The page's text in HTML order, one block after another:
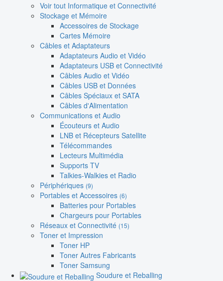
Voir tout Informatique et Connectivité
Stockage et Mémoire
Accessoires de Stockage
Cartes Mémoire
Câbles et Adaptateurs
Adaptateurs Audio et Vidéo
Adaptateurs USB et Connectivité
Câbles Audio et Vidéo
Câbles USB et Données
Câbles Spéciaux et SATA
Câbles d'Alimentation
Communications et Audio
Écouteurs et Audio
LNB et Récepteurs Satellite
Télécommandes
Lecteurs Multimédia
Supports TV
Talkies-Walkies et Radio
Périphériques (9)
Portables et Accessoires (6)
Batteries pour Portables
Chargeurs pour Portables
Réseaux et Connectivité (15)
Toner et Impression
Toner HP
Toner Autres Fabricants
Toner Samsung
Soudure et Reballing